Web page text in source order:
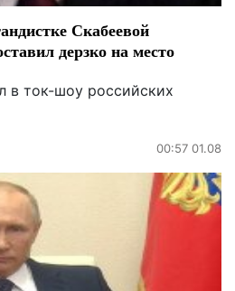
Скабеевой
дерзко на место
в ток-шоу российских
00:57 01.08